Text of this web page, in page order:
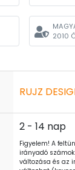
2010
RUJZ
2 - 14 nap
Figyelem! A
irányadó
változása és az